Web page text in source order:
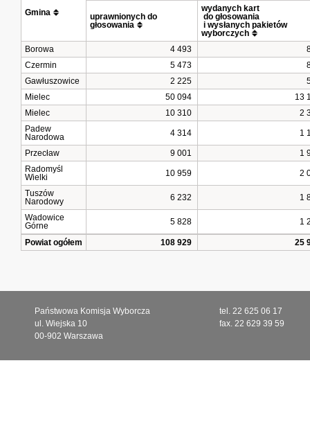
Gmina
uprawnionych do
głosowania
wydanych kart
do głosowania
wyborczych
Borowa
4 493
Czermin
5 473
Gawłuszowice
2 225
Mielec
50 094
13
Mielec
10 310
2
Padew
Narodowa
4 314 1
Przecław 9 001
1
Radomyśl
Wielki
10 959 2
Tuszów
Narodowy
6 232 1
Wadowice
Górne
5 828 1
Powiat ogółem 108 929 25
Państwowa Komisja Wyborcza
ul. Wiejska 10
00-902 Warszawa
tel. 22 625 06 17
fax. 22 629 39 59